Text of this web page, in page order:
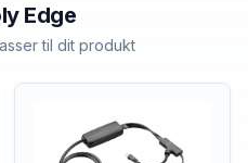
Edge
til dit produkt